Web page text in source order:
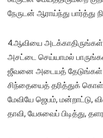
நேருடன் ஆராய்ந்து பார்த்து
4.ஆவியை
அசட்டை செய்யாமல்
ஜீவனை அடையத் தேடுங்கள்-
சிந்தையைத் தரித்துக்
மேவியே ஜெபம்,
தாவி, யேசுவைப் பிடித்து,